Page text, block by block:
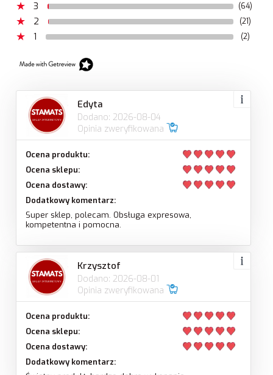
3 (64)
2 (21)
1 (2)
Edyta
Dodano: 2026-08-04
Opinia zweryfikowana
Ocena produktu:
Ocena sklepu:
Ocena dostawy:
Dodatkowy komentarz:
Super sklep, polecam. Obsługa expresowa,
kompetentna i pomocna.
Krzysztof
Dodano: 2026-08-01
Opinia zweryfikowana
Ocena produktu:
Ocena sklepu:
Ocena dostawy:
Dodatkowy komentarz: